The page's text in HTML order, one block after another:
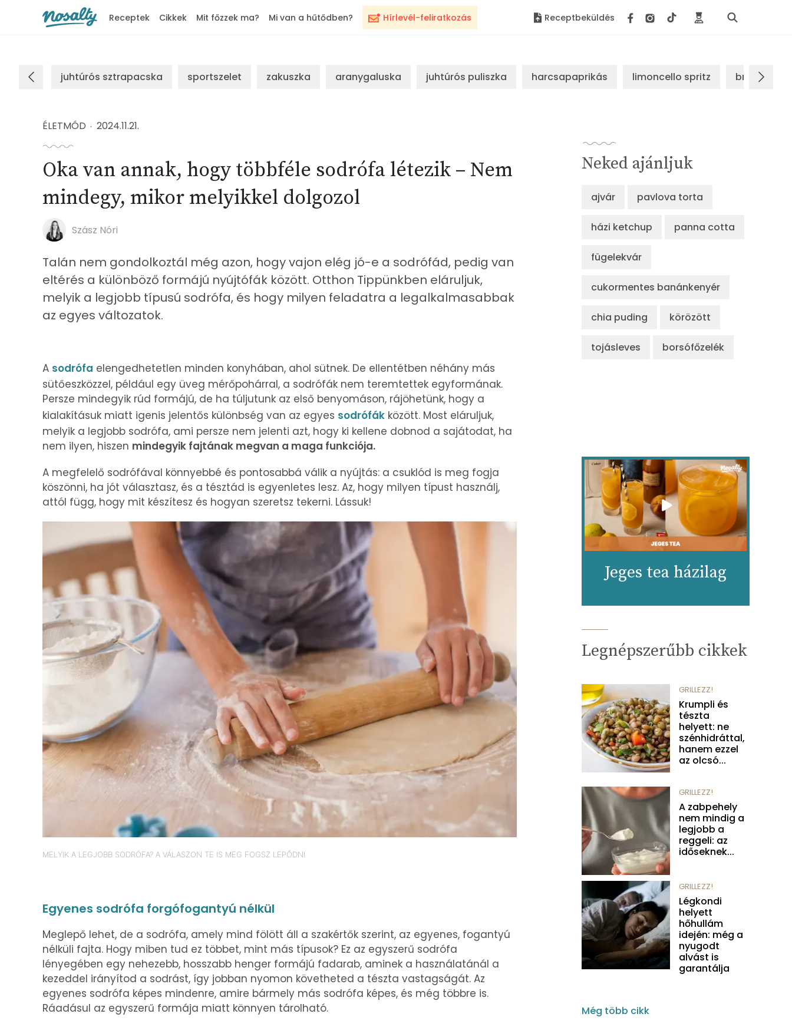
Hírlevél-feliratkozás
Receptek Cikkek Mit főzzek ma? Mi van a hűtődben? Receptbeküldés
juhtúrós sztrapacska sportszelet zakuszka aranygaluska juhtúrós puliszka harcsapaprikás limoncello spritz brassói
ÉLETMÓD 2024.11.21.
Oka van annak, hogy többféle sodrófa létezik – Nem
mindegy, mikor melyikkel dolgozol
Szász Nóri
Talán nem gondolkoztál még azon, hogy vajon elég jó-e a sodrófád, pedig van
eltérés a különböző formájú nyújtófák között. Otthon Tippünkben eláruljuk,
melyik a legjobb típusú sodrófa, és hogy milyen feladatra a legalkalmasabbak
az egyes változatok.
A sodrófa elengedhetetlen minden konyhában, ahol sütnek. De ellentétben néhány más
sütőeszközzel, például egy üveg mérőpohárral, a sodrófák nem teremtettek egyformának.
Persze mindegyik rúd formájú, de ha túljutunk az első benyomáson, rájöhetünk, hogy a
kialakításuk miatt igenis jelentős különbség van az egyes sodrófák között. Most eláruljuk,
melyik a legjobb sodrófa, ami persze nem jelenti azt, hogy ki kellene dobnod a sajátodat, ha
nem ilyen, hiszen mindegyik fajtának megvan a maga funkciója.
A megfelelő sodrófával könnyebbé és pontosabbá válik a nyújtás: a csuklód is meg fogja
köszönni, ha jót választasz, és a tésztád is egyenletes lesz. Az, hogy milyen típust használj,
attól függ, hogy mit készítesz és hogyan szeretsz tekerni. Lássuk!
MELYIK A LEGJOBB SODRÓFA? A VÁLASZON TE IS MEG FOGSZ LEPŐDNI
Egyenes sodrófa forgófogantyú nélkül
Meglepő lehet, de a sodrófa, amely mind fölött áll a szakértők szerint, az egyenes, fogantyú
nélküli fajta. Hogy miben tud ez többet, mint más típusok? Ez az egyszerű sodrófa
lényegében egy nehezebb, hosszabb henger formájú fadarab, aminek a használatánál a
kezeddel irányítod a sodrást, így jobban nyomon követheted a tészta vastagságát. Az
egyenes sodrófa képes mindenre, amire bármely más sodrófa képes, és még többre is.
Ráadásul az egyszerű formája miatt könnyen tárolható.
Neked ajánljuk
ajvár pavlova torta
házi ketchup panna cotta
fügelekvár
cukormentes banánkenyér
chia puding körözött
tojásleves borsófőzelék
Jeges tea házilag
Legnépszerűbb cikkek
GRILLEZZ!
Krumpli és
tészta
helyett: ne
szénhidráttal,
hanem ezzel
az olcsó...
GRILLEZZ!
A zabpehely
nem mindig a
legjobb a
reggeli: az
időseknek...
GRILLEZZ!
Légkondi
helyett
hőhullám
idején: még a
nyugodt
alvást is
garantálja
Még több cikk